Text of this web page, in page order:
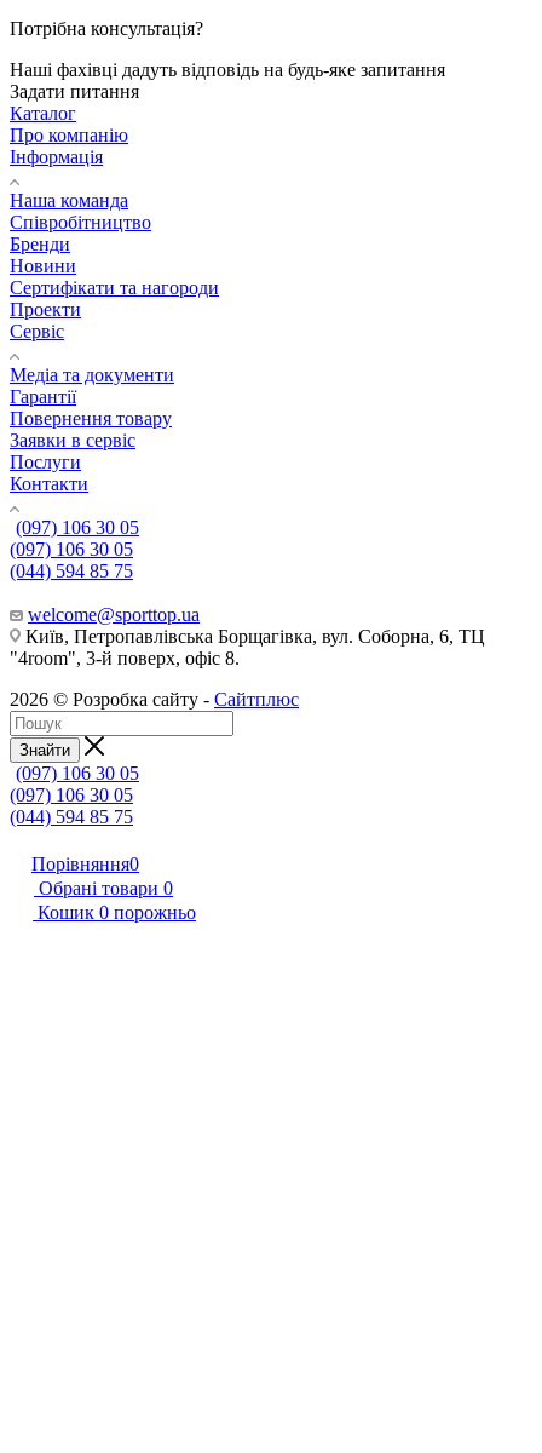
Потрібна консультація?
Наші фахівці дадуть відповідь на будь-яке запитання
Задати питання
Каталог
Про компанію
Інформація
Наша команда
Співробітництво
Бренди
Новини
Сертифікати та нагороди
Проекти
Сервіс
Медіа та документи
Гарантії
Повернення товару
Заявки в сервіс
Послуги
Контакти
(097) 106 30 05
(097) 106 30 05
(044) 594 85 75
welcome@sporttop.ua
Київ, Петропавлівська Борщагівка, вул. Соборна, 6, ТЦ
"4room", 3-й поверх, офіс 8.
2026 © Розробка сайту - Сайтплюс
Знайти
(097) 106 30 05
(097) 106 30 05
(044) 594 85 75
Порівняння0
Обрані товари 0
Кошик 0 порожньо